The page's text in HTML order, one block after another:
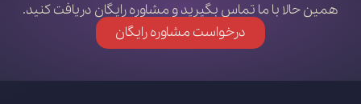
همین حالا با ما تماس بگیرید و مشاوره رایگان دریافت کنید.
درخواست مشاوره رایگان